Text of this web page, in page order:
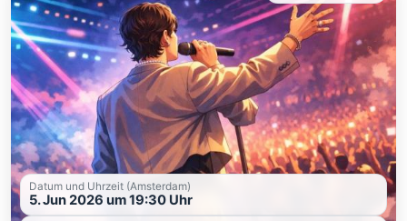
Datum und Uhrzeit (Amsterdam)
5. Jun 2026 um 19:30 Uhr